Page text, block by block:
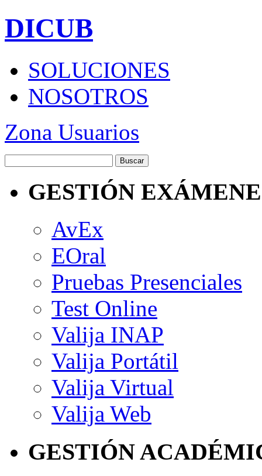
DICUB
SOLUCIONES
NOSOTROS
Zona Usuarios
GESTIÓN
AvEx
EOral
Pruebas Presenciales
Test Online
Valija INAP
Valija Portátil
Valija Virtual
Valija Web
GESTIÓN